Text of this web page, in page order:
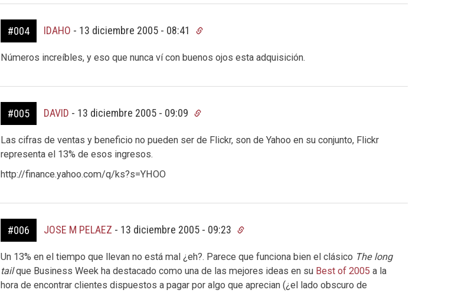
#004 IDAHO - 13 diciembre 2005 - 08:41
Números increíbles, y eso que nunca ví con buenos ojos esta adquisición.
#005 DAVID - 13 diciembre 2005 - 09:09
Las cifras de ventas y beneficio no pueden ser de Flickr, son de Yahoo en su conjunto, Flickr
representa el 13% de esos ingresos.
http://finance.yahoo.com/q/ks?s=YHOO
#006 JOSE M PELAEZ - 13 diciembre 2005 - 09:23
Un 13% en el tiempo que llevan no está mal ¿eh?. Parece que funciona bien el clásico The long
tailque Business Week ha destacado como una de las mejores ideas en su Best of 2005 a la
hora de encontrar clientes dispuestos a pagar por algo que aprecian (¿el lado obscuro de